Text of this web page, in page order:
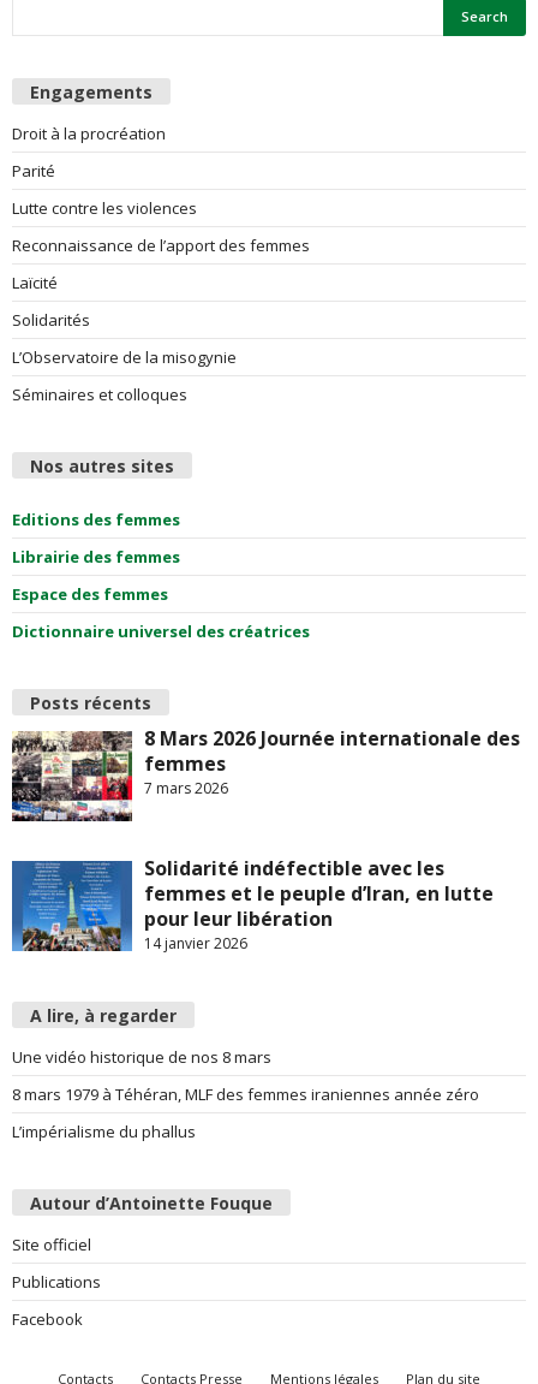
Engagements
Droit à la procréation
Parité
Lutte contre les violences
Reconnaissance de l’apport des femmes
Laïcité
Solidarités
L’Observatoire de la misogynie
Séminaires et colloques
Nos autres sites
Editions des femmes
Librairie des femmes
Espace des femmes
Dictionnaire universel des créatrices
Posts récents
8 Mars 2026 Journée internationale des
femmes
7 mars 2026
Solidarité indéfectible avec les
femmes et le peuple d’Iran, en lutte
pour leur libération
14 janvier 2026
A lire, à regarder
Une vidéo historique de nos 8 mars
8 mars 1979 à Téhéran, MLF des femmes iraniennes année zéro
L’impérialisme du phallus
Autour d’Antoinette Fouque
Site officiel
Publications
Facebook
Contacts Contacts Presse Mentions légales Plan du site